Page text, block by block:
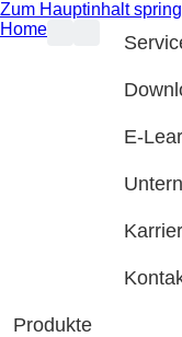
Zum Hauptinhalt
Home
E-
Produkte